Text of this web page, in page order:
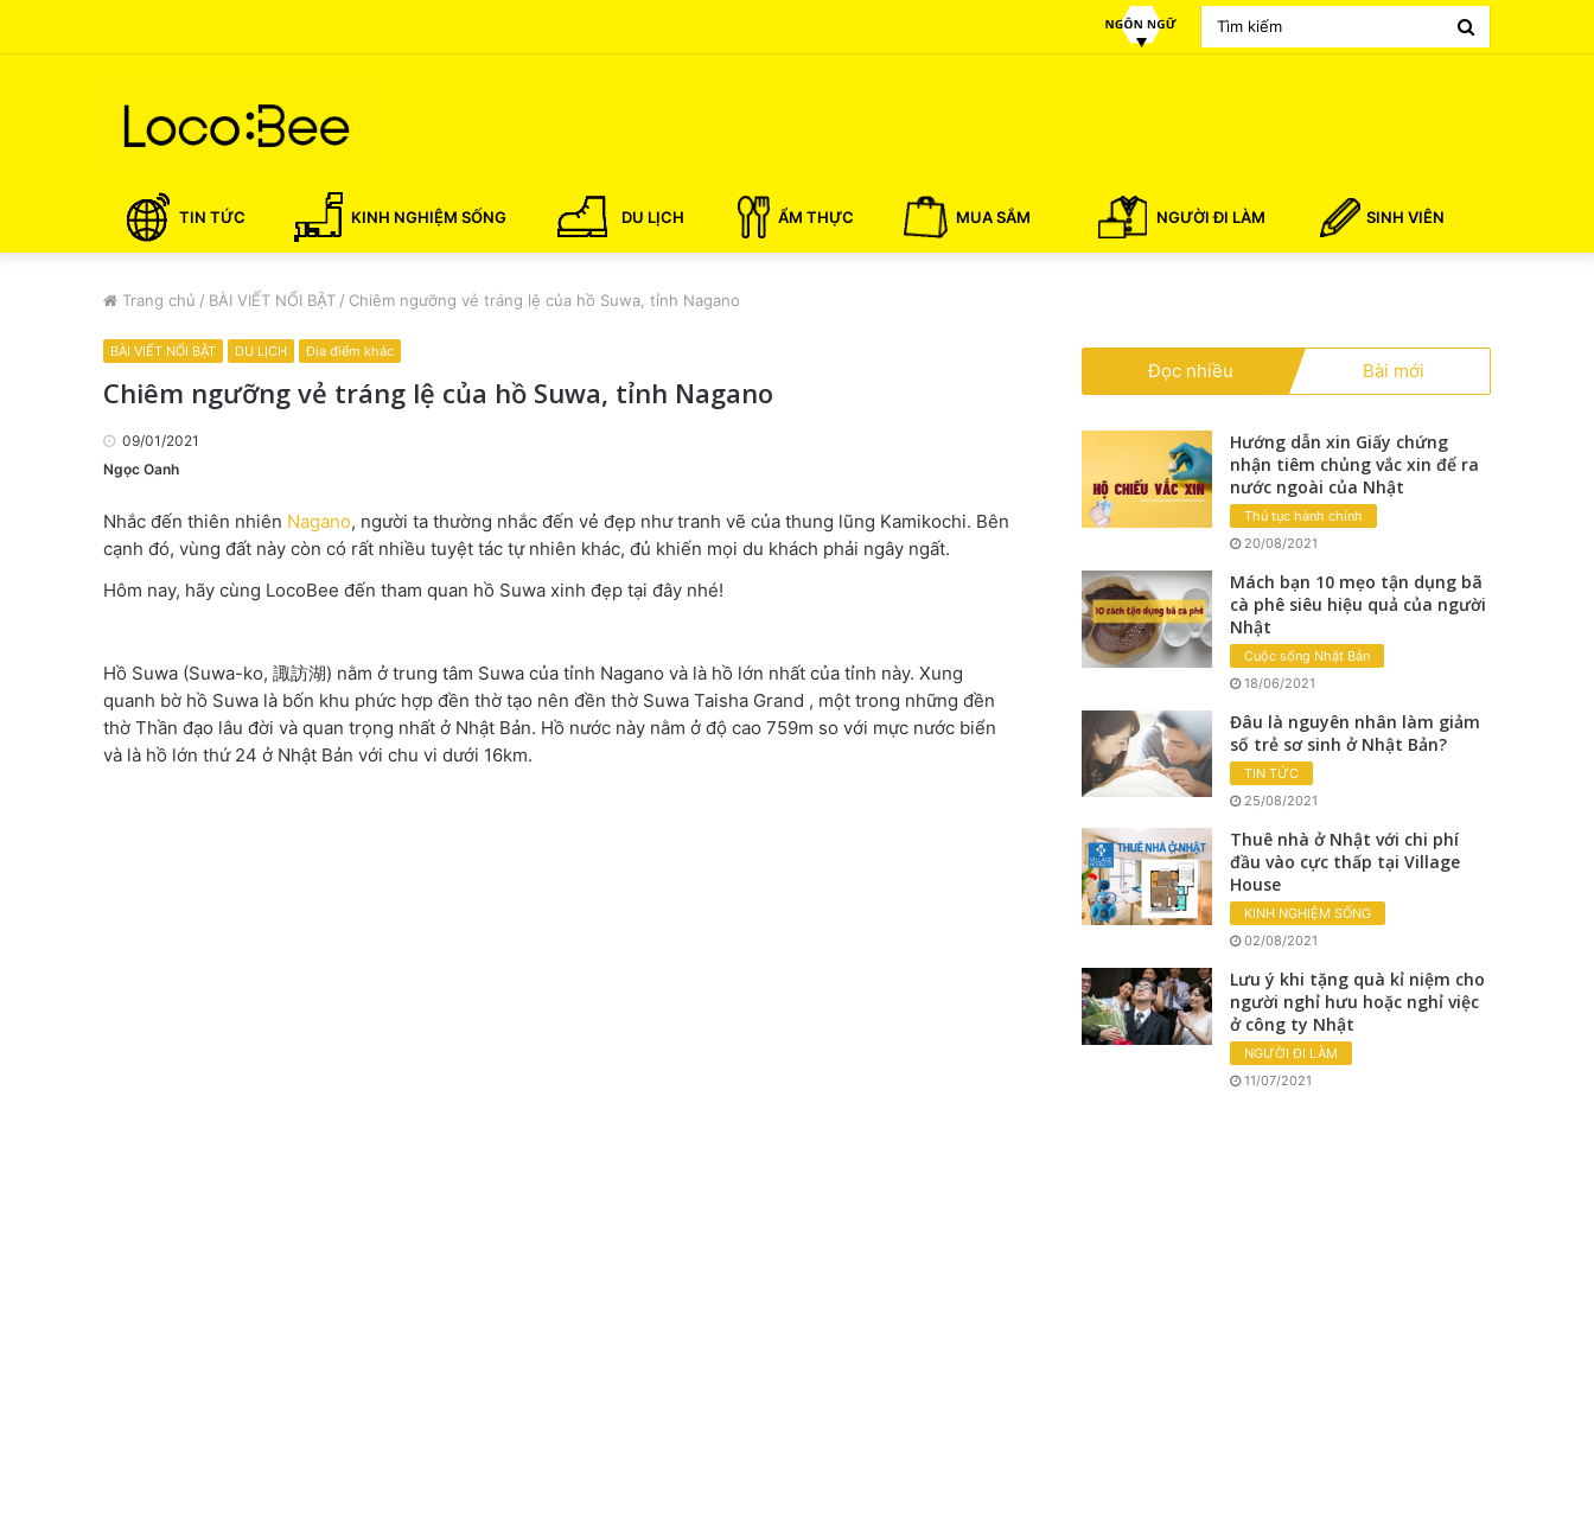
TIN TỨC KINH NGHIỆM SỐNG DU LỊCH ẨM THỰC MUA SẮM NGƯỜI ĐI LÀM SINH VIÊN
Trang chủ / BÀI VIẾT NỔI BẬT / Chiêm ngưỡng vẻ tráng lệ của hồ Suwa, tỉnh Nagano
BÀI VIẾT NỔI BẬT DU LỊCH Địa điểm khác
Chiêm ngưỡng vẻ tráng lệ của hồ Suwa, tỉnh Nagano
09/01/2021
Ngọc Oanh
Nhắc đến thiên nhiên Nagano, người ta thường nhắc đến vẻ đẹp như tranh vẽ của thung lũng Kamikochi. Bên
cạnh đó, vùng đất này còn có rất nhiều tuyệt tác tự nhiên khác, đủ khiến mọi du khách phải ngây ngất.
Hôm nay, hãy cùng LocoBee đến tham quan hồ Suwa xinh đẹp tại đây nhé!
Hồ Suwa (Suwa-ko, 諏訪湖) nằm ở trung tâm Suwa của tỉnh Nagano và là hồ lớn nhất của tỉnh này. Xung
quanh bờ hồ Suwa là bốn khu phức hợp đền thờ tạo nên đền thờ Suwa Taisha Grand , một trong những đền
thờ Thần đạo lâu đời và quan trọng nhất ở Nhật Bản. Hồ nước này nằm ở độ cao 759m so với mực nước biển
và là hồ lớn thứ 24 ở Nhật Bản với chu vi dưới 16km.
Đọc nhiều Bài mới
Hướng dẫn xin Giấy chứng
nhận tiêm chủng vắc xin để ra
nước ngoài của Nhật
Thủ tục hành chính
20/08/2021
Mách bạn 10 mẹo tận dụng bã
cà phê siêu hiệu quả của người
Nhật
Cuộc sống Nhật Bản
18/06/2021
Đâu là nguyên nhân làm giảm
số trẻ sơ sinh ở Nhật Bản?
TIN TỨC
25/08/2021
Thuê nhà ở Nhật với chi phí
đầu vào cực thấp tại Village
House
KINH NGHIỆM SỐNG
02/08/2021
Lưu ý khi tặng quà kỉ niệm cho
người nghỉ hưu hoặc nghỉ việc
ở công ty Nhật
NGƯỜI ĐI LÀM
11/07/2021